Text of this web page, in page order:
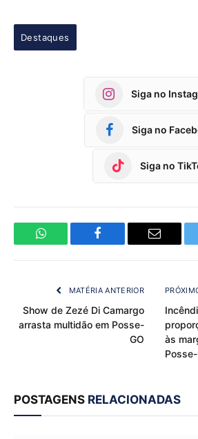
Destaques
Siga no
Siga no
Siga no
WhatsApp Facebook Email
MATÉRIA ANTERIOR
Show de Zezé Di Camargo
arrasta multidão em Posse-
GO
às
Posse-
POSTAGENS RELACIONADAS